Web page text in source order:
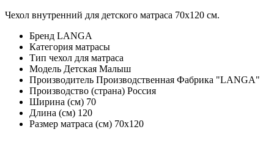
Чехол внутренний для детского матраса 70х120 см.
Бренд LANGA
Категория матрасы
Тип чехол для матраса
Модель Детская Малыш
Производитель Производственная Фабрика "LANGA"
Производство (страна) Россия
Ширина (см) 70
Длина (см) 120
Размер матраса (см) 70х120